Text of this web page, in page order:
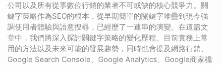
公司以及所有從事數位行銷的業者不可或缺的核心競爭力。關
鍵字策略作為SEO的根本，從早期簡單的關鍵字堆疊到現今強
調使用者體驗與語意搜尋，已經歷了一連串的演變。在這篇文
章中，我們將深入探討關鍵字策略的變化歷程、目前實務上常
用的方法以及未來可能的發展趨勢，同時也會提及網路行銷、
Google Search Console、Google Analytics、Google商家檔